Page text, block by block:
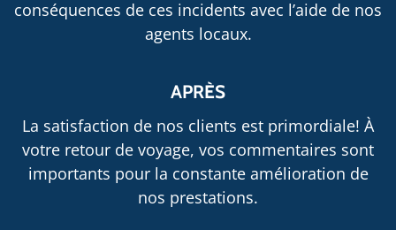
conséquences de ces incidents avec l’aide de nos
agents locaux.
APRÈS
La satisfaction de nos clients est primordiale! À
votre retour de voyage, vos commentaires sont
importants pour la constante amélioration de
nos prestations.